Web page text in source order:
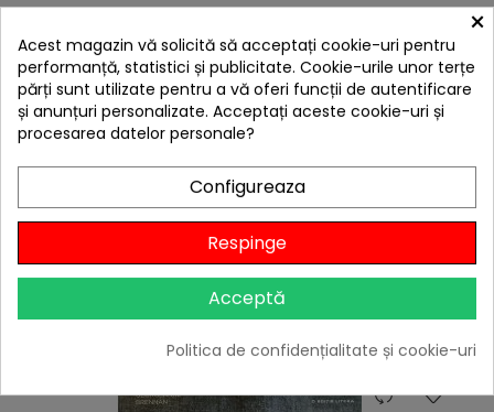
CATEGORIE:
×
Acest magazin vă solicită să acceptați cookie-uri pentru
performanță, statistici și publicitate. Cookie-urile unor terțe
părți sunt utilizate pentru a vă oferi funcții de autentificare
și anunțuri personalizate. Acceptați aceste cookie-uri și
procesarea datelor personale?
Configureaza
Respinge
Acceptă
Politica de confidențialitate și cookie-uri